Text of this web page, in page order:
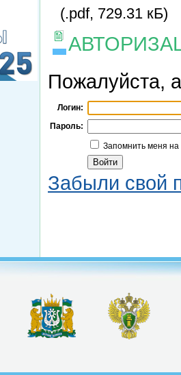
(.pdf, 729.31 кБ)
Пожалуйста,
Логин:
Пароль:
Запомнить меня
Забыли свой